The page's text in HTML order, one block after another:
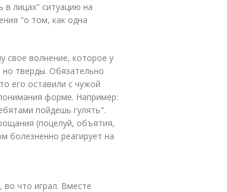
лицах" ситуацию на
"о том, как одна
свое волнение, которое у
но тверды. Обязательно
его оставили с чужой
форме. Например:
пойдешь гулять".
(поцелуй, объятия,
болезненно реагирует на
во что играл. Вместе